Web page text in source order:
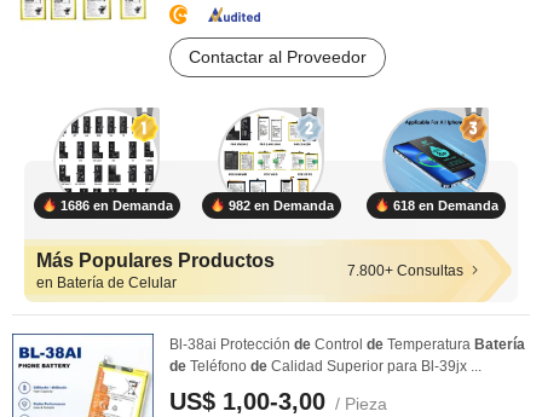
Contactar al Proveedor
1686 en Demanda 982 en Demanda 618 en Demanda
Más Populares Productos
en Batería de Celular
7.800+ Consultas
Bl-38ai Protección de Control de Temperatura Batería
de Teléfono de Calidad Superior para Bl-39jx ...
US$ 1,00-3,00 / Pieza